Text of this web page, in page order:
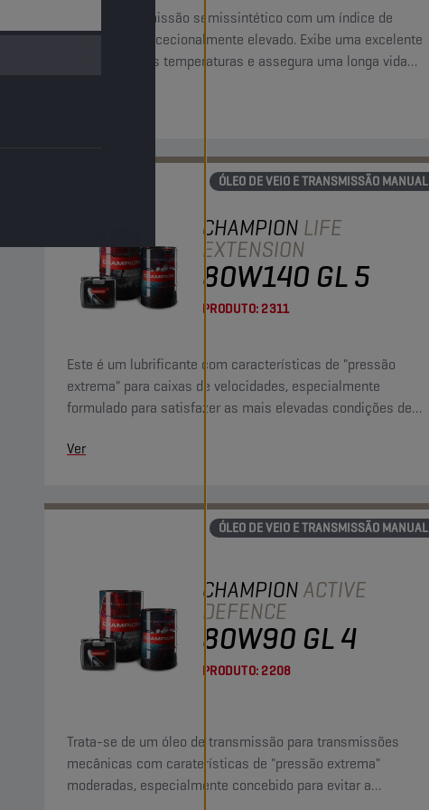
Óleo de transmissão semissintético com um índice de
viscosidade excecionalmente elevado. Exibe uma excelente
fluidez a baixas temperaturas e assegura uma longa vida
ÓLEO DE VEIO E TRANSMISSÃO MANUAL
CHAMPION LIFE
EXTENSION
80W140 GL 5
PRODUTO:2311
Este é um lubrificante com características de "pressão
extrema" para caixas de velocidades, especialmente
formulado para satisfazer as mais elevadas condições de
velocidades baixas.
Ver
ÓLEO DE VEIO E TRANSMISSÃO MANUAL
CHAMPIONACTIVE
DEFENCE
80W90 GL 4
PRODUTO:2208
Trata-se de um óleo de transmissão para transmissões
mecânicas com caraterísticas de "pressão extrema"
moderadas, especialmente concebido para evitar a